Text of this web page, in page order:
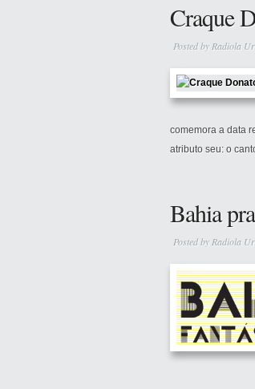
Craque
Posted by Radiola
comemora a data
atributo seu: o
Bahia
Posted by Radiola